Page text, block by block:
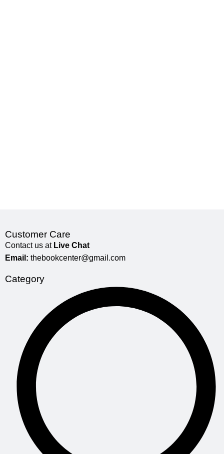
Customer Care
Contact us at Live Chat
Email: thebookcenter@gmail.com
Category